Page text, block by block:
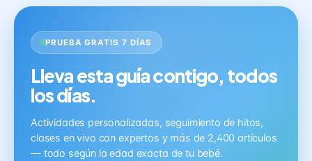
PRUEBA GRATIS 7 DÍAS
Lleva esta guía contigo, todos
los días.
Actividades personalizadas, seguimiento de hitos,
clases en vivo con expertos y más de 2,400 artículos
— todo según la edad exacta de tu bebé.